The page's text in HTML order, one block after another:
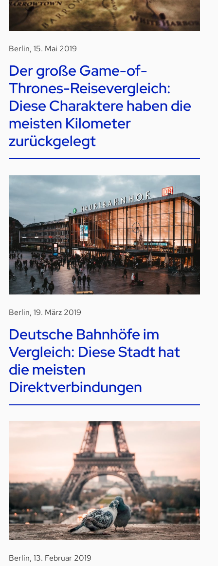
Berlin, 15. Mai 2019
Der große Game-of-
Thrones-Reisevergleich:
Diese Charaktere haben die
meisten Kilometer
zurückgelegt
Berlin, 19. März 2019
Deutsche Bahnhöfe im
Vergleich: Diese Stadt hat
die meisten
Direktverbindungen
Berlin, 13. Februar 2019